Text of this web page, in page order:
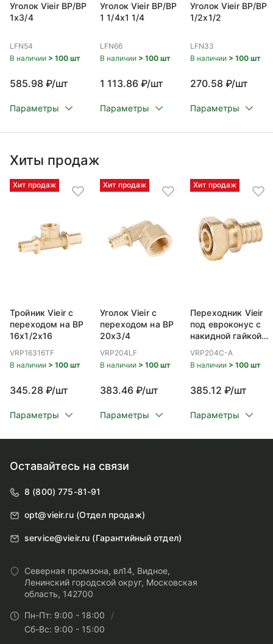
Уголок Vieir ВР/ВР
1x3/4
LFN54
В наличии > 100 шт
585.98 ₽/шт
Параметры
Уголок Vieir ВР/ВР
1 1/4x1 1/4
LFN66
В наличии > 100 шт
1 113.86 ₽/шт
Параметры
Уголок Vieir ВР/ВР
1/2x1/2
LFN33
В наличии > 100 шт
270.58 ₽/шт
Параметры
Хиты продаж
Хит продаж
Тройник Vieir с
переходом на ВР
16x1/2x16
VRP16316TF
В наличии > 100 шт
345.28 ₽/шт
Параметры
Хит продаж
Уголок Vieir с
переходом на ВР
20x3/4
VRP204LF
В наличии > 100 шт
383.46 ₽/шт
Параметры
Хит продаж
Переходник Vieir
под евроконус с
накидной гайкой
VRP204C-A
В наличии > 100 шт
385.12 ₽/шт
Параметры
Оставайтесь на связи
8 (800) 775-81-91
opt@vieir.ru (Отдел продаж)
service@vieir.ru (Гарантийный отдел)
Северная промзона, вл14, Видное,
Ленинский городской округ, Московская
область, 142700
Пн-Пт: 9:00 - 18:00
Сб-Вс: 9:00 - 15:00